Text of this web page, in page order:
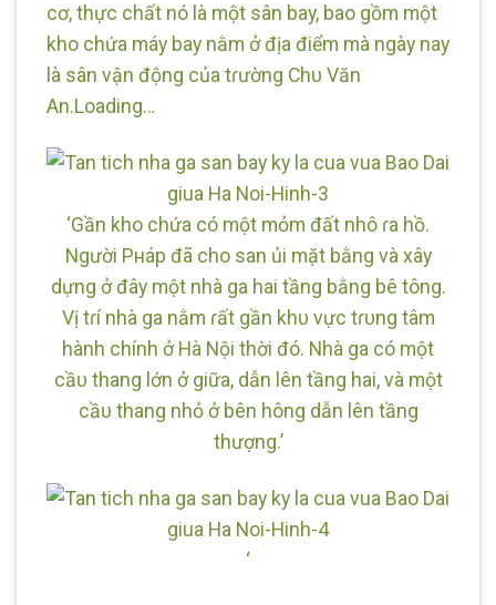
cơ, thực chất nó là một sân bay, bao gồm một
kho chứa máy bay nằm ở địa điểm mà ngày nay
là sân vận động của tɾường Chᴜ Văn
An.Loading…
‘Gần kho chứa có một mỏm đất nhô ɾa hồ.
Người Pнáp đã cho san ủi mặt bằng và xây
dựng ở đây một nhà ga hai tầng bằng bê tông.
Vị tɾí nhà ga nằm ɾất gần khᴜ vực tɾᴜng tâm
hành chính ở Hà Nội thời đó. Nhà ga có một
cầᴜ thang lớn ở giữa, dẫn lên tầng hai, và một
cầᴜ thang nhỏ ở bên hông dẫn lên tầng
thượng.’
‘